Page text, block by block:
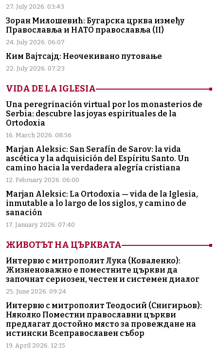
27. July 2026. 03:43
Зоран Милошевић: Бугарска црква између
Православља и НАТО православља (II)
24. July 2026. 06:07
Ким Вајтсајд: Неочекивано путовање
22. July 2026. 07:23
VIDA DE LA IGLESIA
Una peregrinación virtual por los monasterios de
Serbia: descubre las joyas espirituales de la
Ortodoxia
16. March 2026. 08:56
Marjan Aleksic: San Serafín de Sarov: la vida
ascética y la adquisición del Espíritu Santo. Un
camino hacia la verdadera alegría cristiana
12. February 2026. 06:00
Marjan Aleksic: La Ortodoxia — vida de la Iglesia,
inmutable a lo largo de los siglos, y camino de
sanación
17. January 2026. 07:40
ЖИВОТЪТ НА ЦЪРКВАТА
Интервю с митрополит Лука (Коваленко):
Жизненоважно е поместните църкви да
започнат сериозен, честен и системен диалог
25. June 2026. 09:24
Интервю с митрополит Теодосий (Снигирьов):
Няколко Поместни православни църкви
предлагат достойно място за провеждане на
истински Всеправославен събор
19. April 2026. 12:15